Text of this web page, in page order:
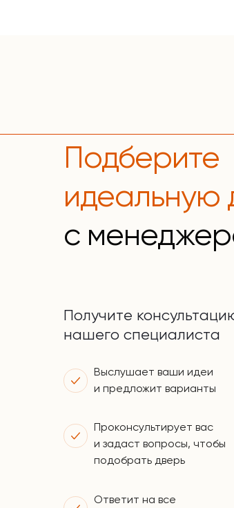
Проконсультирует вас
и задаст вопросы, чтобы
подобрать дверь
Получите
нашего специалиста
Ответит на все
Выслушает ваши идеи
и предложит варианты
Подберите
идеальную
с